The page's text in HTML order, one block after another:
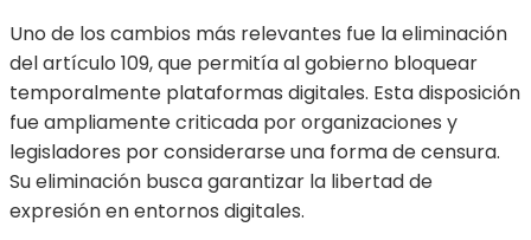
Uno de los cambios más relevantes fue la eliminación
del artículo 109, que permitía al gobierno bloquear
temporalmente plataformas digitales. Esta disposición
fue ampliamente criticada por organizaciones y
legisladores por considerarse una forma de censura.
Su eliminación busca garantizar la libertad de
expresión en entornos digitales.